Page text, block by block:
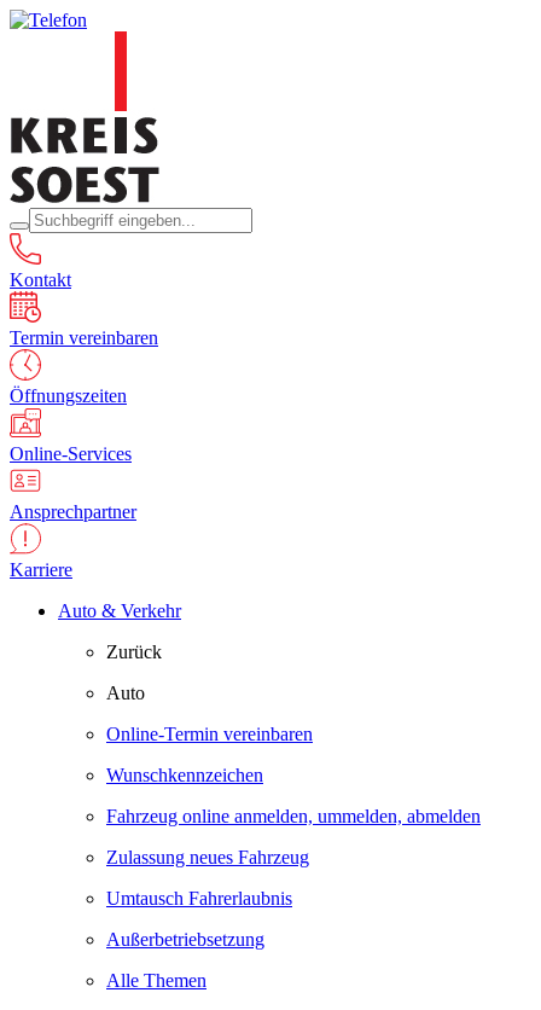
Kontakt
Termin vereinbaren
Öffnungszeiten
Online-Services
Ansprechpartner
Karriere
Auto & Verkehr
Zurück
Auto
Online-Termin vereinbaren
Wunschkennzeichen
Fahrzeug online anmelden, ummelden, abmelden
Zulassung neues Fahrzeug
Umtausch Fahrerlaubnis
Außerbetriebsetzung
Alle Themen